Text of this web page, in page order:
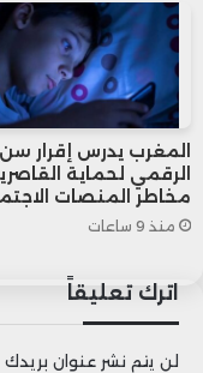
وثقافتها
على الأهمية
سياحية رائدة
لا يقتصر هذا
المغرب يدرس إقرار
الرقمي لحماية
مخاطر المنصات
منذ 9 ساعات
اترك تعليقاً
لن يتم نشر عنوان بريدك